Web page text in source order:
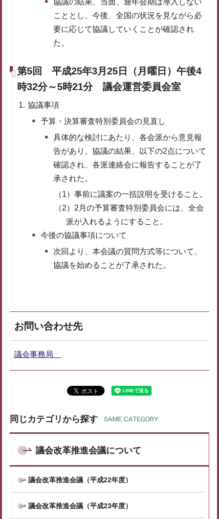
協議の結果、当面、通年会期は導入しない
こととし、今後、全国の状況を見ながら必
要に応じて協議していくことが確認され
た。
第5回 平成25年3月25日（月曜日）午後4
時32分～5時21分 議会運営委員会室
協議事項
予算・決算審査特別委員会の見直し
具体的な検討にあたり、各会派から意見報
告があり、協議の結果、以下の2点について
確認され、各派連絡会に報告することが了
承された。
（1）事前に議案の一括説明を受けること。
（2）2月の予算審査特別委員会には、全会
派が入れるようにすること。
今後の協議事項について
次回より、本会議の質問方式等について、
協議を始めることが了承された。
お問い合わせ先
議会事務局
同じカテゴリから探す
議会改革推進会議について
議会改革推進会議（平成22年度）
議会改革推進会議（平成23年度）